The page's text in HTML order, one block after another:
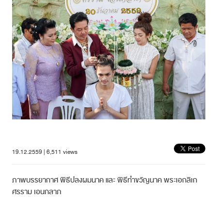
19.12.2559 | 6,511 views
ภาพบรรยากาศ พิธีปลงผมนาค และ พิธีทำขวัญนาค พระเอกลิเก
ศรราม เอนกลาภ